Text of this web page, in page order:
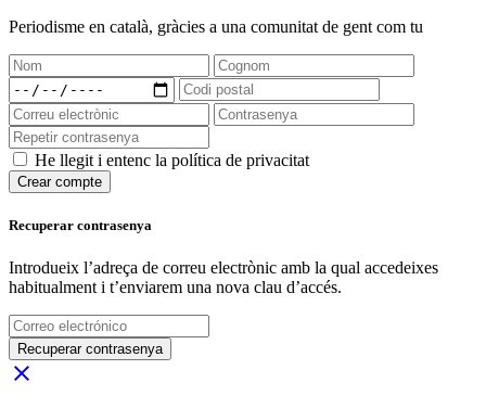
Periodisme en català, gràcies a una comunitat de gent com tu
He llegit i entenc la política de privacitat
Crear compte
Recuperar contrasenya
Introdueix l’adreça de correu electrònic amb la qual accedeixes
habitualment i t’enviarem una nova clau d’accés.
Recuperar contrasenya
close